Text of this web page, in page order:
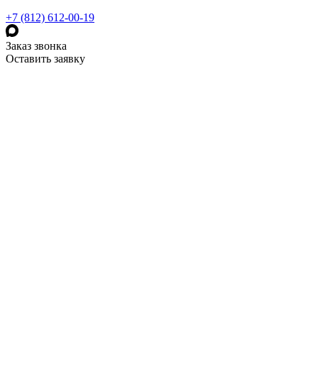
+7 (812) 612-00-19
Заказ звонка
Оставить заявку